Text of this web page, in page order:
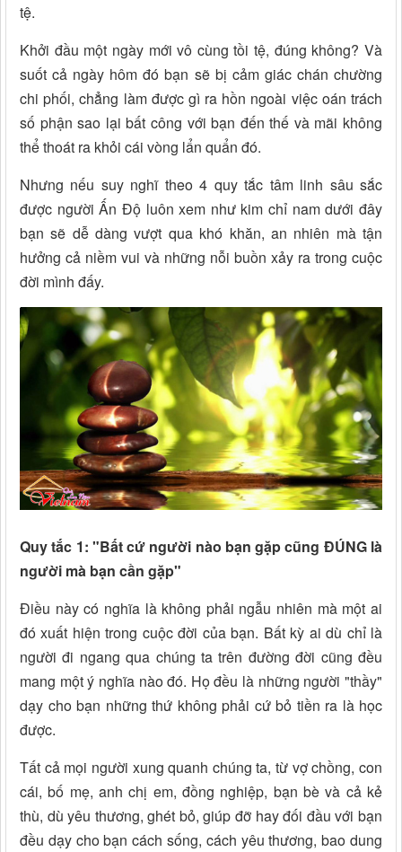
tệ.
Khởi đầu một ngày mới vô cùng tồi tệ, đúng không? Và
suốt cả ngày hôm đó bạn sẽ bị cảm giác chán chường
chi phối, chẳng làm được gì ra hồn ngoài việc oán trách
số phận sao lại bất công với bạn đến thế và mãi không
thể thoát ra khỏi cái vòng lẩn quẩn đó.
Nhưng nếu suy nghĩ theo 4 quy tắc tâm linh sâu sắc
được người Ấn Độ luôn xem như kim chỉ nam dưới đây
bạn sẽ dễ dàng vượt qua khó khăn, an nhiên mà tận
hưởng cả niềm vui và những nỗi buồn xảy ra trong cuộc
đời mình đấy.
Quy tắc 1: "Bất cứ người nào bạn gặp cũng ĐÚNG là
người mà bạn cần gặp"
Điều này có nghĩa là không phải ngẫu nhiên mà một ai
đó xuất hiện trong cuộc đời của bạn. Bất kỳ ai dù chỉ là
người đi ngang qua chúng ta trên đường đời cũng đều
mang một ý nghĩa nào đó. Họ đều là những người "thầy"
dạy cho bạn những thứ không phải cứ bỏ tiền ra là học
được.
Tất cả mọi người xung quanh chúng ta, từ vợ chồng, con
cái, bố mẹ, anh chị em, đồng nghiệp, bạn bè và cả kẻ
thù, dù yêu thương, ghét bỏ, giúp đỡ hay đối đầu với bạn
đều dạy cho bạn cách sống, cách yêu thương, bao dung